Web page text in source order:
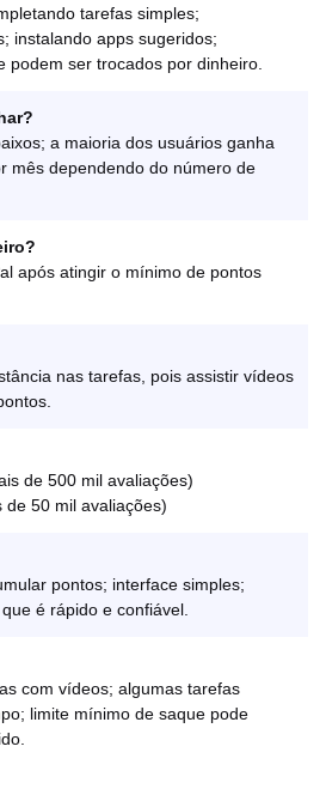
tarefas simples;
instalando apps sugeridos;
podem ser trocados por dinheiro.
a maioria dos usuários ganha
mês dependendo do número de
após atingir o mínimo de pontos
nas tarefas, pois assistir vídeos
de 500 mil avaliações)
de 50 mil avaliações)
pontos; interface simples;
é rápido e confiável.
com vídeos; algumas tarefas
limite mínimo de saque pode